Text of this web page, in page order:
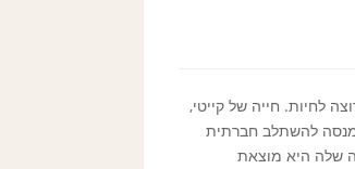
לחיות. חייה של קייטי,
מנסה להשתלב חברתית
שלה היא מוצאת